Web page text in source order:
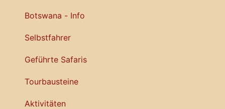
Botswana - Info
Selbstfahrer
Geführte Safaris
Tourbausteine
Aktivitäten